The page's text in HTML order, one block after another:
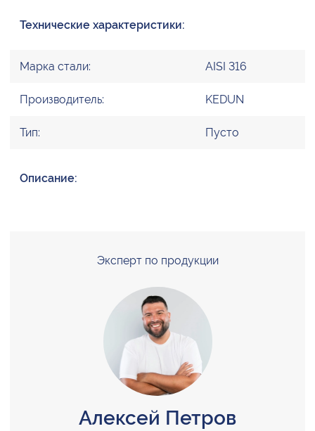
Технические характеристики:
Марка стали: AISI 316
Производитель: KEDUN
Тип: Пусто
Описание:
Эксперт по продукции
Алексей Петров